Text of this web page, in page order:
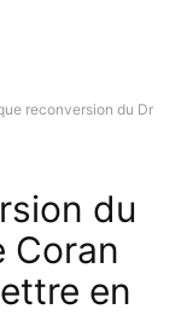
reconversion du Dr
du
Coran
en